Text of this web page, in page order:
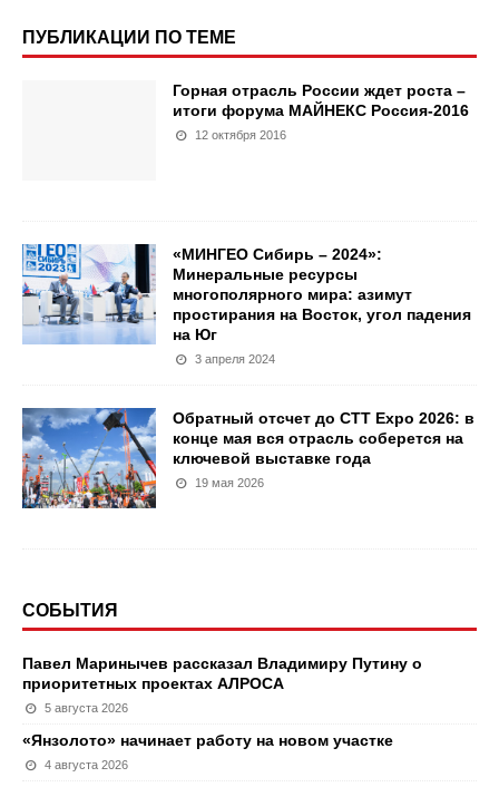
ПУБЛИКАЦИИ ПО ТЕМЕ
Горная отрасль России ждет роста –
итоги форума МАЙНЕКС Россия-2016
12 октября 2016
«МИНГЕО Сибирь – 2024»:
Минеральные ресурсы
многополярного мира: азимут
простирания на Восток, угол падения
на Юг
3 апреля 2024
Обратный отсчет до CTT Expo 2026: в
конце мая вся отрасль соберется на
ключевой выставке года
19 мая 2026
СОБЫТИЯ
Павел Маринычев рассказал Владимиру Путину о
приоритетных проектах АЛРОСА
5 августа 2026
«Янзолото» начинает работу на новом участке
4 августа 2026